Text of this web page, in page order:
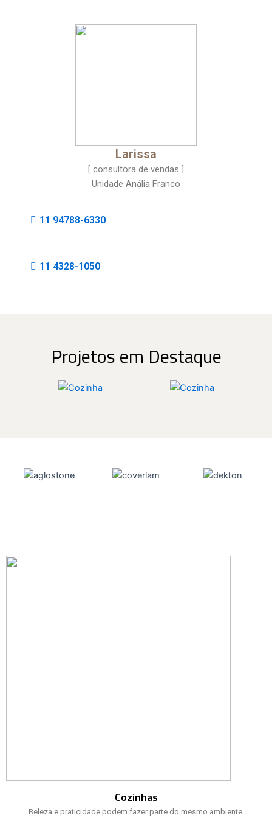
Larissa
[ consultora de vendas ]
Unidade Anália Franco
11 94788-6330
11 4328-1050
Projetos em Destaque
Cozinhas
Beleza e praticidade podem fazer parte do mesmo ambiente.